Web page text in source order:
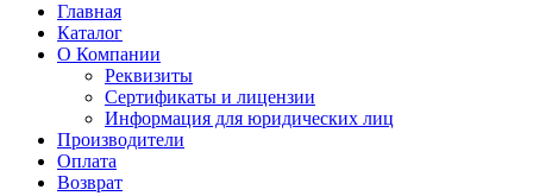
Главная
Каталог
О Компании
Реквизиты
Сертификаты и лицензии
Информация для юридических лиц
Производители
Оплата
Возврат